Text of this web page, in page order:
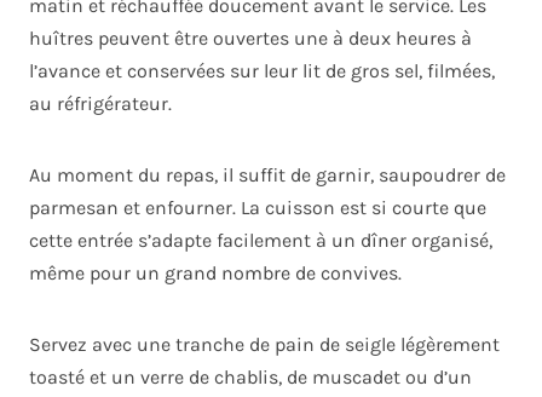
matin et réchauffée doucement avant le service. Les
huîtres peuvent être ouvertes une à deux heures à
l’avance et conservées sur leur lit de gros sel, filmées,
au réfrigérateur.
Au moment du repas, il suffit de garnir, saupoudrer de
parmesan et enfourner. La cuisson est si courte que
cette entrée s’adapte facilement à un dîner organisé,
même pour un grand nombre de convives.
Servez avec une tranche de pain de seigle légèrement
toasté et un verre de chablis, de muscadet ou d’un